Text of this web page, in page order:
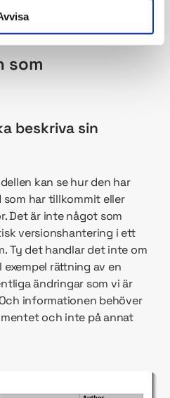
modell:
som
beskriva sin
kan se hur den har
har tillkommit eller
Det är inte något som
versionshantering i ett
Ty det handlar det inte om
rättning av en
ändringar som vi är
informationen behöver
och inte på annat